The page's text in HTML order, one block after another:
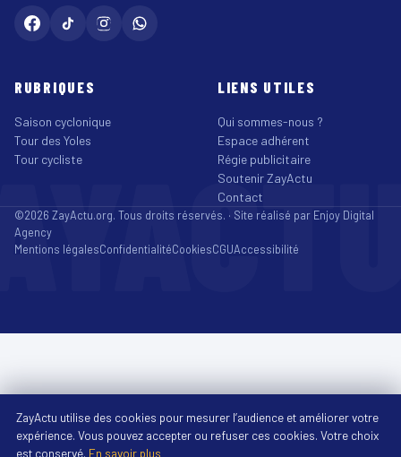
RUBRIQUES
Saison cyclonique
Tour des Yoles
Tour cycliste
LIENS UTILES
Qui sommes-nous ?
Espace adhérent
Régie publicitaire
Soutenir ZayActu
Contact
©2026 ZayActu.org. Tous droits réservés. · Site réalisé par Enjoy Digital
Agency
Mentions légalesConfidentialitéCookiesCGUAccessibilité
ZayActu utilise des cookies pour mesurer l’audience et améliorer votre
expérience. Vous pouvez accepter ou refuser ces cookies. Votre choix
est conservé. En savoir plus